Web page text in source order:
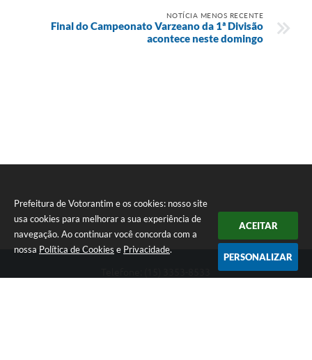
Prefeitura de Votorantim e os cookies: nosso site
usa cookies para melhorar a sua experiência de
navegação. Ao continuar você concorda com a
nossa Política de Cookies e Privacidade.
ACEITAR
PERSONALIZAR
NOTÍCIA MENOS RECENTE
Final do Campeonato Varzeano da 1ª Divisão
acontece neste domingo